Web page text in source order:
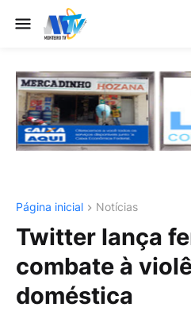
Página inicial Notícias
Twitter lança
combate à
doméstica